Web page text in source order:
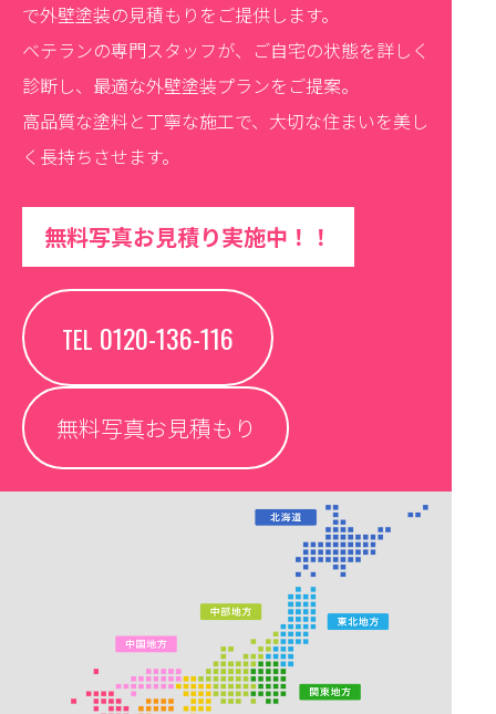
で外壁塗装の見積もりをご提供します。
ベテランの専門スタッフが、ご自宅の状態を詳しく
診断し、最適な外壁塗装プランをご提案。
高品質な塗料と丁寧な施工で、大切な住まいを美し
く長持ちさせます。
無料写真お見積り実施中！！
TEL 0120-136-116
無料写真お見積もり